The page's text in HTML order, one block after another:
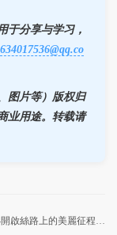
于分享与学习，
634017536@qq.co
图片等）版权归
业用途。转载请
絲路上的美麗征程 🌄